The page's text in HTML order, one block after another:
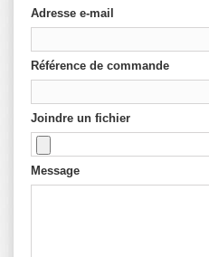
Adresse e-mail
Référence de commande
Joindre un fichier
Message